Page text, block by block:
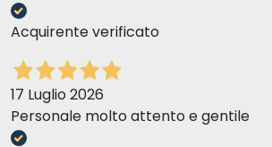
Acquirente verificato
17 Luglio 2026
Personale molto attento e gentile